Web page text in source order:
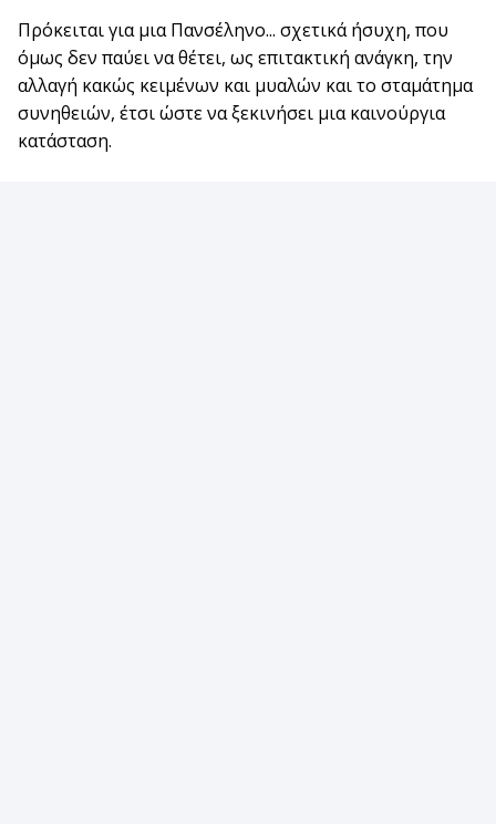
Πρόκειται για μια Πανσέληνο... σχετικά ήσυχη, που
όμως δεν παύει να θέτει, ως επιτακτική ανάγκη, την
αλλαγή κακώς κειμένων και μυαλών και το σταμάτημα
συνηθειών, έτσι ώστε να ξεκινήσει μια καινούργια
κατάσταση.